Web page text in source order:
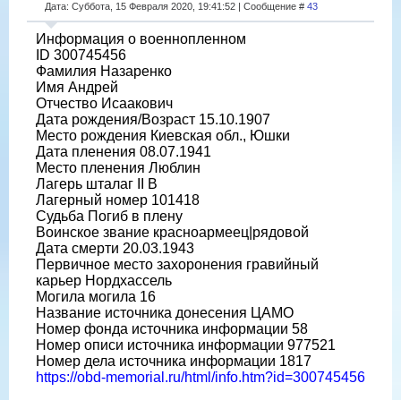
Дата: Суббота, 15 Февраля 2020, 19:41:52 | Сообщение # 43
Информация о военнопленном
ID 300745456
Фамилия Назаренко
Имя Андрей
Отчество Исаакович
Дата рождения/Возраст 15.10.1907
Место рождения Киевская обл., Юшки
Дата пленения 08.07.1941
Место пленения Люблин
Лагерь шталаг II B
Лагерный номер 101418
Судьба Погиб в плену
Воинское звание красноармеец|рядовой
Дата смерти 20.03.1943
Первичное место захоронения гравийный
карьер Нордхассель
Могила могила 16
Название источника донесения ЦАМО
Номер фонда источника информации 58
Номер описи источника информации 977521
Номер дела источника информации 1817
https://obd-memorial.ru/html/info.htm?id=300745456